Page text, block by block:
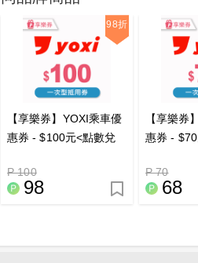
98折
【享樂券】YOXI乘車優
惠券 - $100元<點數兌
P 100
98
【享樂券
惠券 -
P 70
68